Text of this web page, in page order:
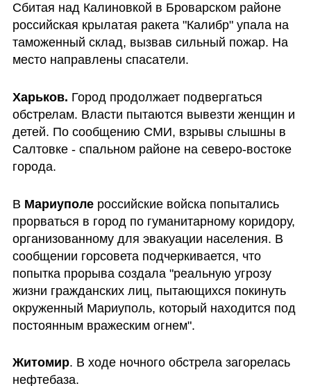
Сбитая над Калиновкой в Броварском районе
российская крылатая ракета "Калибр" упала на
таможенный склад, вызвав сильный пожар. На
место направлены спасатели.
Харьков. Город продолжает подвергаться
обстрелам. Власти пытаются вывезти женщин и
детей. По сообщению СМИ, взрывы слышны в
Салтовке - спальном районе на северо-востоке
города.
В Мариуполе российские войска попытались
прорваться в город по гуманитарному коридору,
организованному для эвакуации населения. В
сообщении горсовета подчеркивается, что
попытка прорыва создала "реальную угрозу
жизни гражданских лиц, пытающихся покинуть
окруженный Мариуполь, который находится под
постоянным вражеским огнем".
Житомир. В ходе ночного обстрела загорелась
нефтебаза.